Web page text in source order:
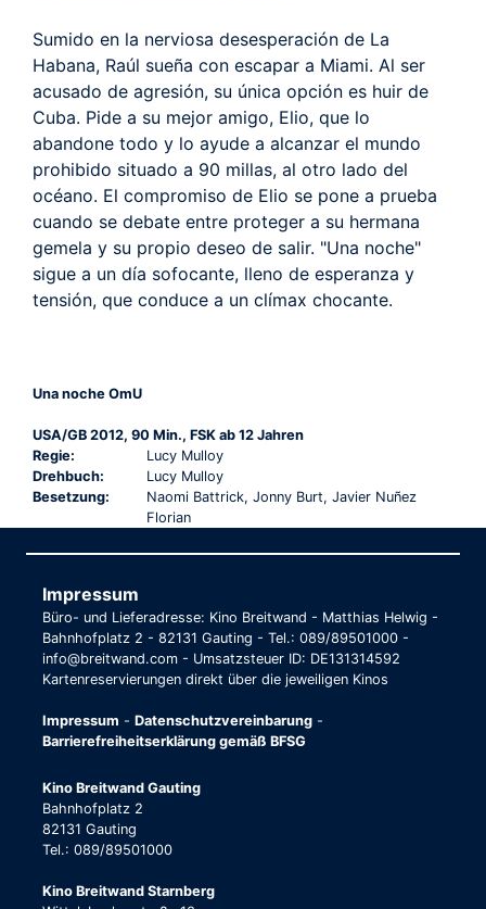
Sumido en la nerviosa desesperación de La
Habana, Raúl sueña con escapar a Miami. Al ser
acusado de agresión, su única opción es huir de
Cuba. Pide a su mejor amigo, Elio, que lo
abandone todo y lo ayude a alcanzar el mundo
prohibido situado a 90 millas, al otro lado del
océano. El compromiso de Elio se pone a prueba
cuando se debate entre proteger a su hermana
gemela y su propio deseo de salir. "Una noche"
sigue a un día sofocante, lleno de esperanza y
tensión, que conduce a un clímax chocante.
Una noche OmU
USA/GB 2012, 90 Min., FSK ab 12 Jahren
Regie:
Lucy Mulloy
Drehbuch:
Lucy Mulloy
Besetzung:
Naomi Battrick, Jonny Burt, Javier Nuñez
Florian
Impressum
Büro- und Lieferadresse: Kino Breitwand - Matthias Helwig -
Bahnhofplatz 2 - 82131 Gauting - Tel.: 089/89501000 -
info@breitwand.com - Umsatzsteuer ID: DE131314592
Kartenreservierungen direkt über die jeweiligen Kinos
Impressum - Datenschutzvereinbarung -
Barrierefreiheitserklärung gemäß BFSG
Kino Breitwand Gauting
Bahnhofplatz 2
82131 Gauting
Tel.: 089/89501000
Kino Breitwand Starnberg